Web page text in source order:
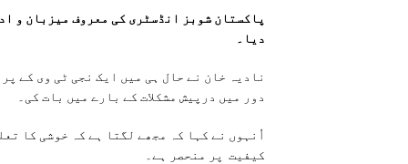
پاکستان شوبز انڈسٹری کی معروف میزبان و
دیا۔
نادیہ خان نے حال ہی میں ایک نجی ٹی وی کے
دور میں درپیش مشکلات کے بارے میں بات کی۔
اُنہوں نے کہا کہ مجھے لگتا ہے کہ خوشی کا
کیفیت پر منحصر ہے۔